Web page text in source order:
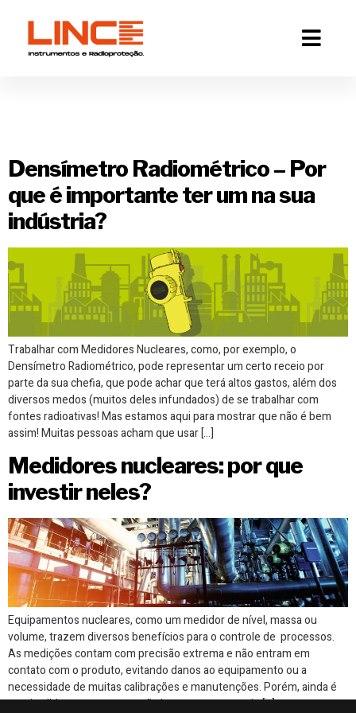
Densímetro Radiométrico – Por
que é importante ter um na sua
indústria?
Trabalhar com Medidores Nucleares, como, por exemplo, o
Densímetro Radiométrico, pode representar um certo receio por
parte da sua chefia, que pode achar que terá altos gastos, além dos
diversos medos (muitos deles infundados) de se trabalhar com
fontes radioativas! Mas estamos aqui para mostrar que não é bem
assim! Muitas pessoas acham que usar […]
Medidores nucleares: por que
investir neles?
Equipamentos nucleares, como um medidor de nível, massa ou
volume, trazem diversos benefícios para o controle de processos.
As medições contam com precisão extrema e não entram em
contato com o produto, evitando danos ao equipamento ou a
necessidade de muitas calibrações e manutenções. Porém, ainda é
preciso lidar com uma questão importante: o receio […]